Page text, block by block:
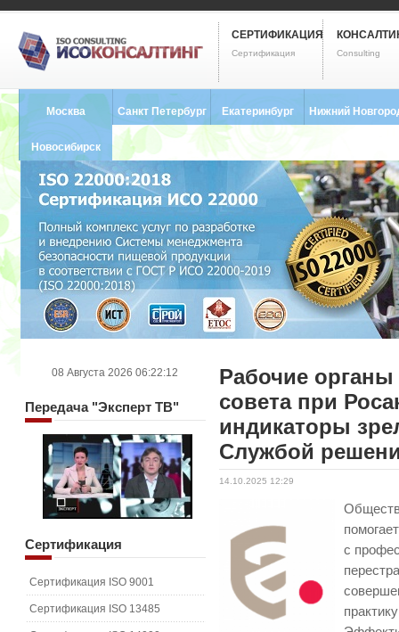
СЕРТИФИКАЦИЯ
Сертификация Consulting
Москва Санкт Петербург
8 (812) 748-2493
Екатеринбург
8 (343) 237-2593
Нижний
Новосибирск
8 (383) 227-8449
Рабочие
совета при
индикаторы
Службой
14.10.2025 12:29
с
08 Августа 2026 06:22:12
Передача"Эксперт ТВ"
Сертификация
Сертификация ISO 9001
Сертификация ISO 13485